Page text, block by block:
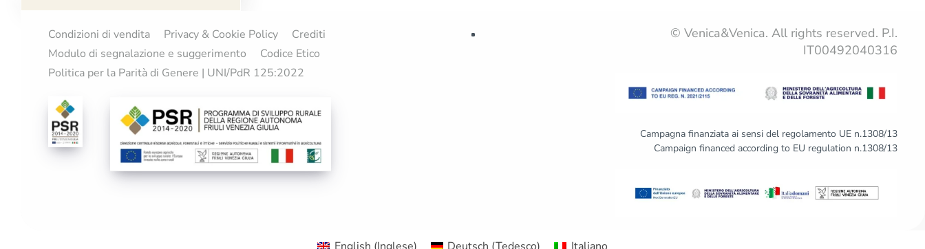
Condizioni di vendita Privacy & Cookie Policy
Crediti
Modulo di segnalazione e suggerimento
Codice Etico
Politica per la Parità di Genere | UNI/PdR 125:2022
© Venica&Venica. All rights reserved. P.I.
IT00492040316
Campagna finanziata ai sensi del regolamento UE n.1308/13
Campaign financed according to EU regulation n.1308/13